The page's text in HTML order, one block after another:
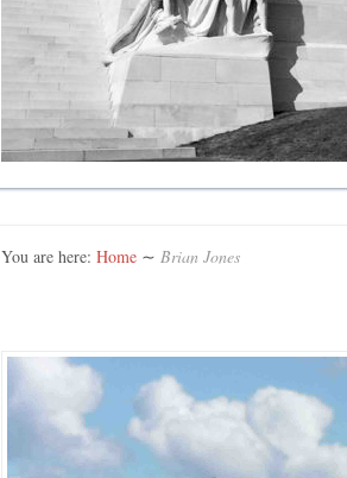
You are here: Home ∼ Brian Jones